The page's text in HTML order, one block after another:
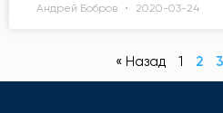
Андрей Бобров 2020-03-24
« Назад 1 2 3